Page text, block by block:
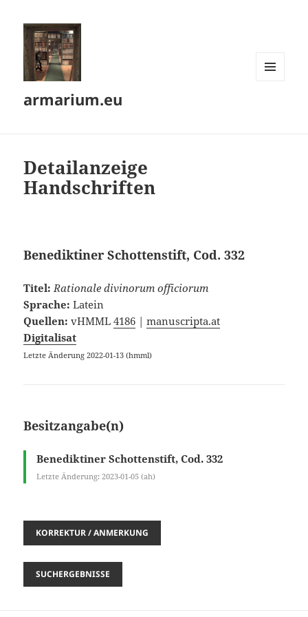
armarium.eu
Detailanzeige
Handschriften
Benediktiner Schottenstift, Cod. 332
Titel:Rationale divinorum officiorum
Sprache:Latein
Quellen:vHMML4186 |manuscripta.at
Digitalisat
Letzte Änderung 2022-01-13 (hmml)
Besitzangabe(n)
Benediktiner Schottenstift, Cod. 332
Letzte Änderung: 2023-01-05 (ah)